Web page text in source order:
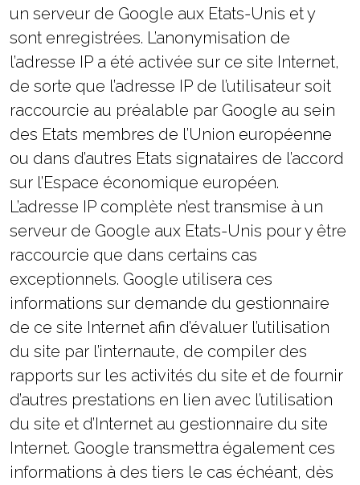
un serveur de Google aux Etats-Unis et y
sont enregistrées. L’anonymisation de
l’adresse IP a été activée sur ce site Internet,
de sorte que l’adresse IP de l’utilisateur soit
raccourcie au préalable par Google au sein
des Etats membres de l’Union européenne
ou dans d’autres Etats signataires de l’accord
sur l’Espace économique européen.
L’adresse IP complète n’est transmise à un
serveur de Google aux Etats-Unis pour y être
raccourcie que dans certains cas
exceptionnels. Google utilisera ces
informations sur demande du gestionnaire
de ce site Internet afin d’évaluer l’utilisation
du site par l’internaute, de compiler des
rapports sur les activités du site et de fournir
d’autres prestations en lien avec l’utilisation
du site et d’Internet au gestionnaire du site
Internet. Google transmettra également ces
informations à des tiers le cas échéant, dès